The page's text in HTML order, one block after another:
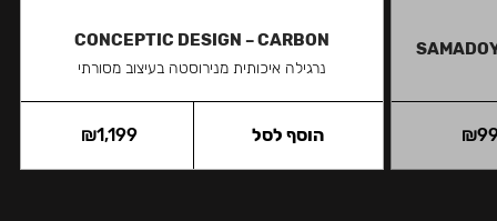
₪
CONCEPTIC DESIGN – CARBON
נרגילה איכותית מנירוסטה בעיצוב מסורתי
₪1,199 הוסף לסל